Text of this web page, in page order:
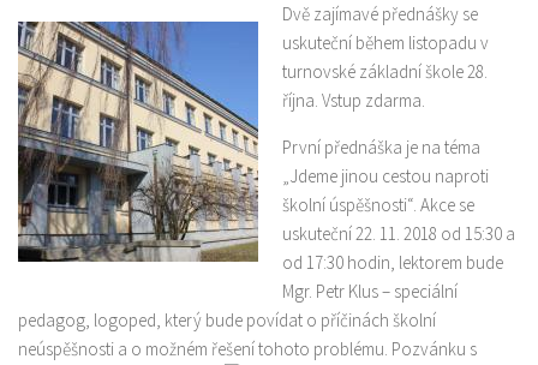
Informace z regionu
Aktuality
Brigády
Práce
Cestování
Občan a společnost
Volný čas
Sociálně patologické jevy
Vzdělávání
Dvě zajímavé přednášky se
uskuteční během listopadu v
turnovské základní škole 28.
října. Vstup zdarma.
První přednáška je na téma
„Jdeme jinou cestou naproti
školní úspěšnosti“. Akce se
uskuteční 22. 11. 2018 od 15:30 a
od 17:30 hodin, lektorem bude
Mgr. Petr Klus – speciální
pedagog, logoped, který bude povídat o příčinách školní
neúspěšnosti a o možném řešení tohoto problému. Pozvánku s